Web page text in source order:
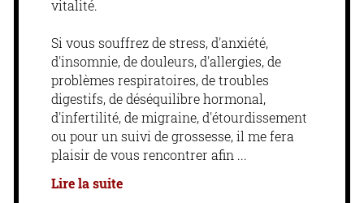
vitalité.
Si vous souffrez de stress, d'anxiété,
d'insomnie, de douleurs, d'allergies, de
problèmes respiratoires, de troubles
digestifs, de déséquilibre hormonal,
d'infertilité, de migraine, d'étourdissement
ou pour un suivi de grossesse, il me fera
plaisir de vous rencontrer afin
Lire la suite